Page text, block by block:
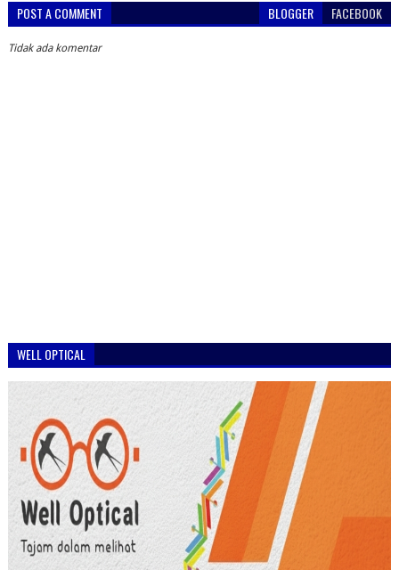
POST A COMMENT BLOGGER FACEBOOK
Tidak ada komentar
WELL OPTICAL